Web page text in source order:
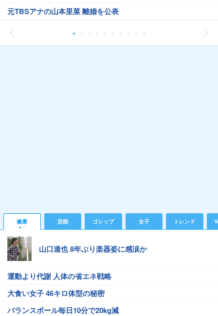
元TBSアナの山本里菜 離婚を公表
健康 芸能 ゴシップ 女子 トレンド
山口達也 8年ぶり楽器姿に感涙か
運動より代謝 人体の省エネ戦略
大食い女子 46キロ体型の秘密
バランスボール毎日10分で20kg減